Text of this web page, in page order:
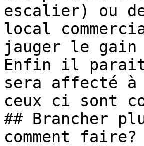
escalier) ou
local
jauger le
Enfin il parait
sera affecté
ceux ci sont
## Brancher
comment faire?